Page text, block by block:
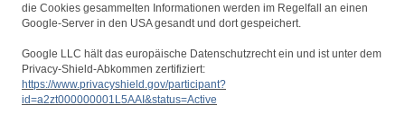
die Cookies gesammelten Informationen werden im Regelfall an einen
Google-Server in den USA gesandt und dort gespeichert.
Google LLC hält das europäische Datenschutzrecht ein und ist unter dem
Privacy-Shield-Abkommen zertifiziert:
https://www.privacyshield.gov/participant?
id=a2zt000000001L5AAI&status=Active